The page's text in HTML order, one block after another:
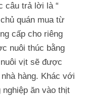
câu trả lời là “
quán mua từ
cấp cho riêng
nuôi thúc bằng
vịt sẽ được
hàng. Khác với
ăn vào thịt